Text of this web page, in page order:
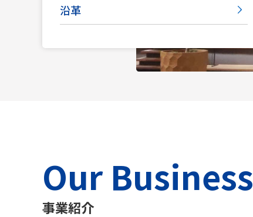
沿革
Our Business
事業紹介